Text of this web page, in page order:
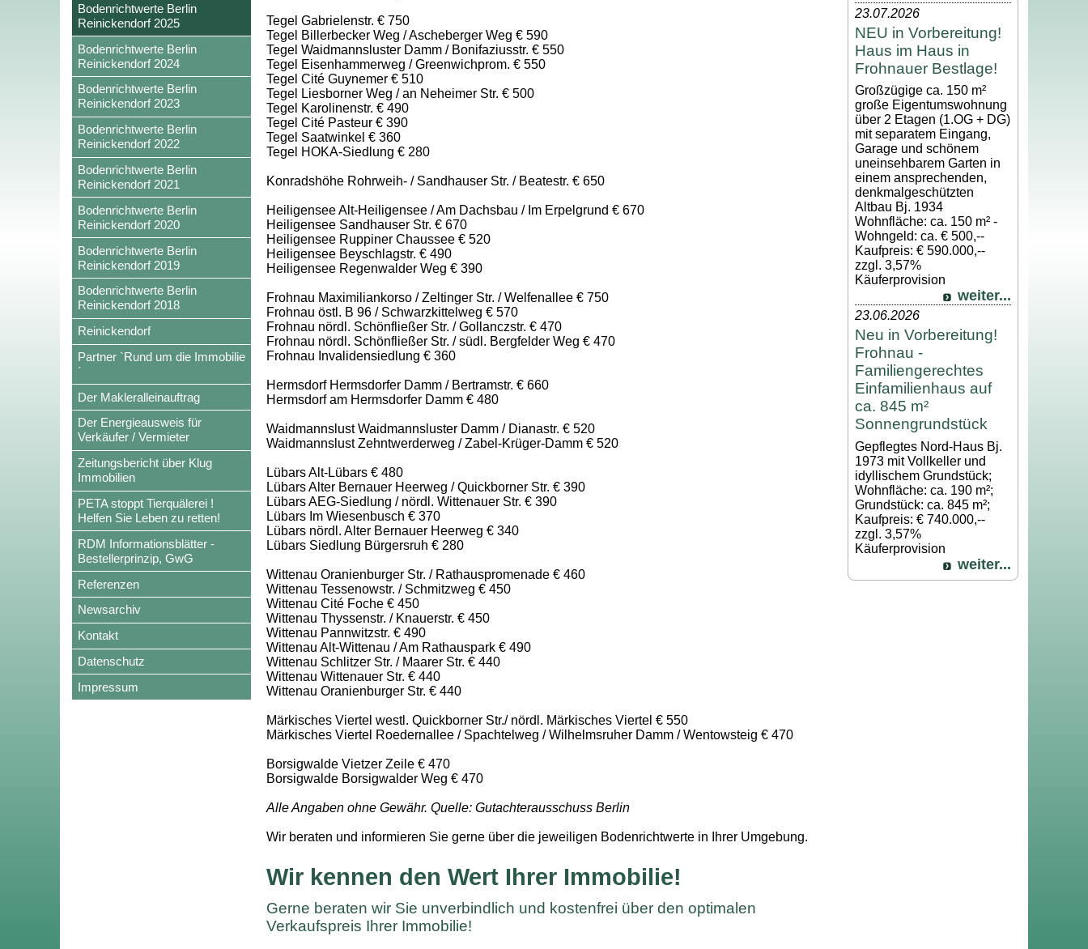
Bodenrichtwerte Berlin
Reinickendorf 2025
Bodenrichtwerte Berlin
Reinickendorf 2024
Bodenrichtwerte Berlin
Reinickendorf 2023
Bodenrichtwerte Berlin
Reinickendorf 2022
Bodenrichtwerte Berlin
Reinickendorf 2021
Bodenrichtwerte Berlin
Reinickendorf 2020
Bodenrichtwerte Berlin
Reinickendorf 2019
Bodenrichtwerte Berlin
Reinickendorf 2018
Reinickendorf
Partner `Rund um die Immobilie
´
Der Makleralleinauftrag
Der Energieausweis für
Verkäufer / Vermieter
Zeitungsbericht über Klug
Immobilien
PETA stoppt Tierquälerei !
Helfen Sie Leben zu retten!
RDM Informationsblätter -
Bestellerprinzip, GwG
Referenzen
Newsarchiv
Kontakt
Datenschutz
Impressum
Tegel Gabrielenstr. € 750
Tegel Billerbecker Weg / Ascheberger Weg € 590
Tegel Waidmannsluster Damm / Bonifaziusstr. € 550
Tegel Eisenhammerweg / Greenwichprom. € 550
Tegel Cité Guynemer € 510
Tegel Liesborner Weg / an Neheimer Str. € 500
Tegel Karolinenstr. € 490
Tegel Cité Pasteur € 390
Tegel Saatwinkel € 360
Tegel HOKA-Siedlung € 280
Konradshöhe Rohrweih- / Sandhauser Str. / Beatestr. € 650
Heiligensee Alt-Heiligensee / Am Dachsbau / Im Erpelgrund € 670
Heiligensee Sandhauser Str. € 670
Heiligensee Ruppiner Chaussee € 520
Heiligensee Beyschlagstr. € 490
Heiligensee Regenwalder Weg € 390
Frohnau Maximiliankorso / Zeltinger Str. / Welfenallee € 750
Frohnau östl. B 96 / Schwarzkittelweg € 570
Frohnau nördl. Schönfließer Str. / Gollanczstr. € 470
Frohnau nördl. Schönfließer Str. / südl. Bergfelder Weg € 470
Frohnau Invalidensiedlung € 360
Hermsdorf Hermsdorfer Damm / Bertramstr. € 660
Hermsdorf am Hermsdorfer Damm € 480
Waidmannslust Waidmannsluster Damm / Dianastr. € 520
Waidmannslust Zehntwerderweg / Zabel-Krüger-Damm € 520
Lübars Alt-Lübars € 480
Lübars Alter Bernauer Heerweg / Quickborner Str. € 390
Lübars AEG-Siedlung / nördl. Wittenauer Str. € 390
Lübars Im Wiesenbusch € 370
Lübars nördl. Alter Bernauer Heerweg € 340
Lübars Siedlung Bürgersruh € 280
Wittenau Oranienburger Str. / Rathauspromenade € 460
Wittenau Tessenowstr. / Schmitzweg € 450
Wittenau Cité Foche € 450
Wittenau Thyssenstr. / Knauerstr. € 450
Wittenau Pannwitzstr. € 490
Wittenau Alt-Wittenau / Am Rathauspark € 490
Wittenau Schlitzer Str. / Maarer Str. € 440
Wittenau Wittenauer Str. € 440
Wittenau Oranienburger Str. € 440
Märkisches Viertel westl. Quickborner Str./ nördl. Märkisches Viertel € 550
Märkisches Viertel Roedernallee / Spachtelweg / Wilhelmsruher Damm / Wentowsteig € 470
Borsigwalde Vietzer Zeile € 470
Borsigwalde Borsigwalder Weg € 470
Alle Angaben ohne Gewähr. Quelle: Gutachterausschuss Berlin
Wir beraten und informieren Sie gerne über die jeweiligen Bodenrichtwerte in Ihrer Umgebung.
Wir kennen den Wert Ihrer Immobilie!
Gerne beraten wir Sie unverbindlich und kostenfrei über den optimalen
Verkaufspreis Ihrer Immobilie!
23.07.2026
NEU in Vorbereitung!
Haus im Haus in
Frohnauer Bestlage!
Großzügige ca. 150 m²
große Eigentumswohnung
über 2 Etagen (1.OG + DG)
mit separatem Eingang,
Garage und schönem
uneinsehbarem Garten in
einem ansprechenden,
denkmalgeschützten
Altbau Bj. 1934
Wohnfläche: ca. 150 m² -
Wohngeld: ca. € 500,--
Kaufpreis: € 590.000,--
zzgl. 3,57%
Käuferprovision
weiter...
23.06.2026
Neu in Vorbereitung!
Frohnau -
Familiengerechtes
Einfamilienhaus auf
ca. 845 m²
Sonnengrundstück
Gepflegtes Nord-Haus Bj.
1973 mit Vollkeller und
idyllischem Grundstück;
Wohnfläche: ca. 190 m²;
Grundstück: ca. 845 m²;
Kaufpreis: € 740.000,--
zzgl. 3,57%
Käuferprovision
weiter...